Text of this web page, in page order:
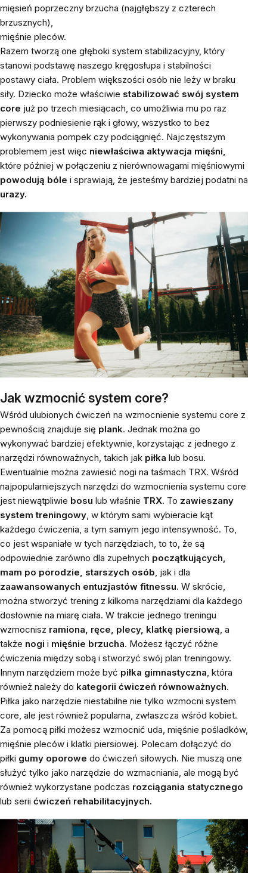
mięsień poprzeczny brzucha (najgłębszy z czterech
brzusznych),
mięśnie pleców.
Razem tworzą one głęboki system stabilizacyjny, który
stanowi podstawę naszego kręgosłupa i stabilności
postawy ciała. Problem większości osób nie leży w braku
siły. Dziecko może właściwie stabilizować swój system
core już po trzech miesiącach, co umożliwia mu po raz
pierwszy podniesienie rąk i głowy, wszystko to bez
wykonywania pompek czy podciągnięć. Najczęstszym
problemem jest więc niewłaściwa aktywacja mięśni,
które później w połączeniu z nierównowagami mięśniowymi
powodują bóle i sprawiają, że jesteśmy bardziej podatni na
urazy.
Jak wzmocnić system core?
Wśród ulubionych ćwiczeń na wzmocnienie systemu core z
pewnością znajduje się plank. Jednak można go
wykonywać bardziej efektywnie, korzystając z jednego z
narzędzi równoważnych, takich jak piłka lub bosu.
Ewentualnie można zawiesić nogi na taśmach TRX. Wśród
najpopularniejszych narzędzi do wzmocnienia systemu core
jest niewątpliwie bosu lub właśnie TRX. To zawieszany
system treningowy, w którym sami wybieracie kąt
każdego ćwiczenia, a tym samym jego intensywność. To,
co jest wspaniałe w tych narzędziach, to to, że są
odpowiednie zarówno dla zupełnych początkujących,
mam po porodzie, starszych osób, jak i dla
zaawansowanych entuzjastów fitnessu. W skrócie,
można stworzyć trening z kilkoma narzędziami dla każdego
dosłownie na miarę ciała. W trakcie jednego treningu
wzmocnisz ramiona, ręce, plecy, klatkę piersiową, a
także nogi i mięśnie brzucha. Możesz łączyć różne
ćwiczenia między sobą i stworzyć swój plan treningowy.
Innym narzędziem może być piłka gimnastyczna, która
również należy do kategorii ćwiczeń równoważnych.
Piłka jako narzędzie niestabilne nie tylko wzmocni system
core, ale jest również popularna, zwłaszcza wśród kobiet.
Za pomocą piłki możesz wzmocnić uda, mięśnie pośladków,
mięśnie pleców i klatki piersiowej. Polecam dołączyć do
piłki gumy oporowe do ćwiczeń siłowych. Nie muszą one
służyć tylko jako narzędzie do wzmacniania, ale mogą być
również wykorzystane podczas rozciągania statycznego
lub serii ćwiczeń rehabilitacyjnych.